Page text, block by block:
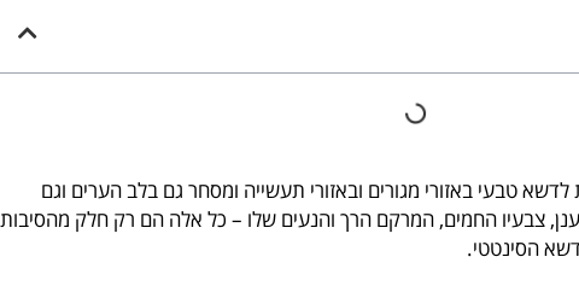
טבעי באזורי מגורים ובאזורי תעשייה ומסחר גם בלב הערים וגם
צבעיו החמים, המרקם הרך והנעים שלו – כל אלה הם רק חלק מהסיבות
הסינטטי.